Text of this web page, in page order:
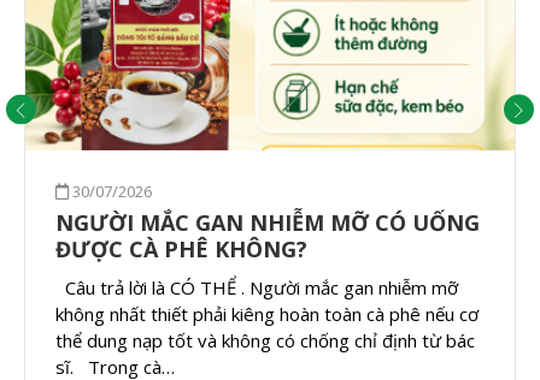
30/07/2026
NGƯỜI MẮC GAN NHIỄM MỠ CÓ UỐNG
ĐƯỢC CÀ PHÊ KHÔNG?
Câu trả lời là CÓ THỂ . Người mắc gan nhiễm mỡ
không nhất thiết phải kiêng hoàn toàn cà phê nếu cơ
thể dung nạp tốt và không có chống chỉ định từ bác
sĩ. Trong cà…